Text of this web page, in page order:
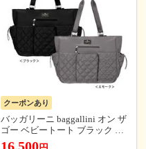
クーポンあり
バッガリーニ baggallini オン ザ
ゴー ベビートート ブラック レ
ディース メンズ ハンドバッグ